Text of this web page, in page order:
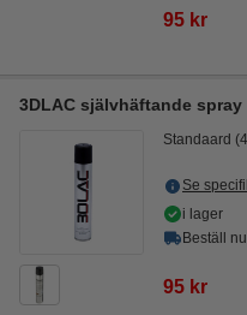
95 kr
3DLAC självhäftande spray
Standaard
Se
i lager
Beställ
95 kr